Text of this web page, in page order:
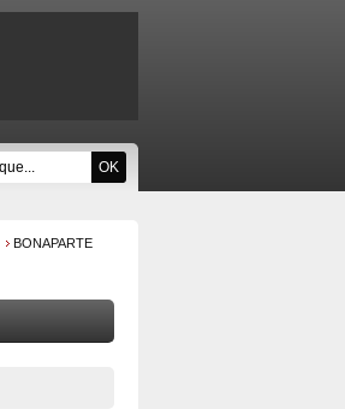
BONAPARTE